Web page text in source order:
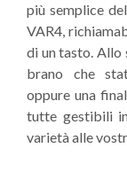
più semplice
VAR4,
di un tasto. Allo
brano che
oppure una
tutte gestibili
varietà alle